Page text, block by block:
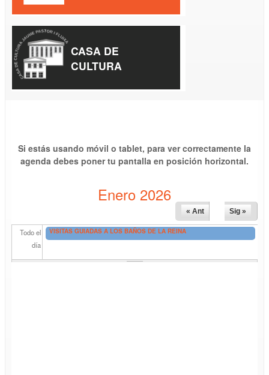
Si estás usando móvil o tablet, para ver correctamente la
agenda debes poner tu pantalla en posición horizontal.
Enero 2026
« Ant Sig »
Todo el
día
VISITAS GUIADAS A LOS BAÑOS DE LA REINA
CASA DE
CULTURA